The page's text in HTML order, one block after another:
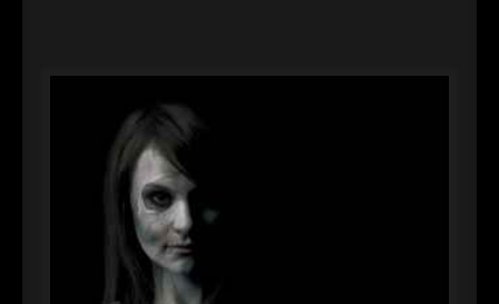
► Rattenfänger
►
Oberer Totpunkt
►
Oberer Totpunkt
► Die Krieger
Oberer Totpunkt
► Imperator
Oberer Totpunkt
► Maschinenherz